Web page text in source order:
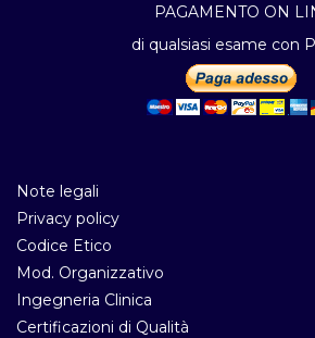
PAGAMENTO ON
di qualsiasi esame con
Note legali
Privacy policy
Codice Etico
Mod. Organizzativo
Ingegneria Clinica
Certificazioni di Qualità